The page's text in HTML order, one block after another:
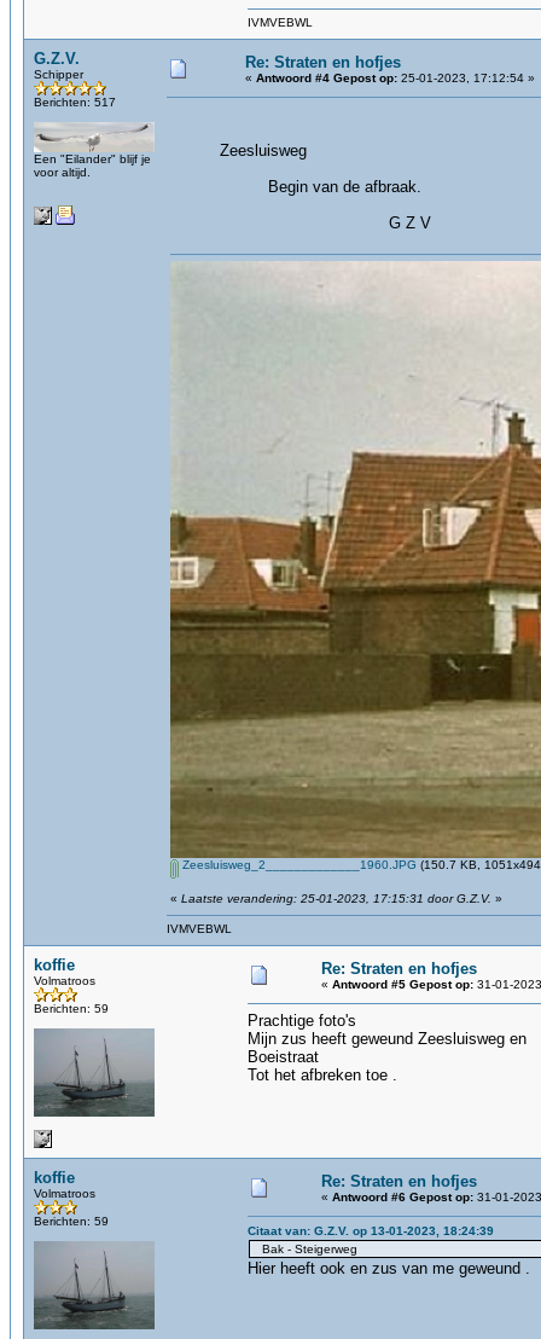
IVMVEBWL
G.Z.V.
Schipper
Berichten: 517
Een "Eilander" blijf je
voor altijd.
Re: Straten en hofjes
« Antwoord #4 Gepost op: 25-01-2023, 17:12:54 »
Zeesluisweg
Begin van de afbraak.
G Z V
Zeesluisweg_2_____________1960.JPG (150.7 KB,
« Laatste verandering: 25-01-2023, 17:15:31 door G.Z.V. »
IVMVEBWL
koffie
Volmatroos
Berichten: 59
Re: Straten en hofjes
« Antwoord #5 Gepost op: 31-01-
Prachtige foto's
Mijn zus heeft geweund Zeesluisweg en
Boeistraat
Tot het afbreken toe .
koffie
Volmatroos
Berichten: 59
Re: Straten en hofjes
« Antwoord #6 Gepost op: 31-01-
Citaat van: G.Z.V. op 13-01-2023, 18:24:39
Bak - Steigerweg
Hier heeft ook en zus van me geweund .